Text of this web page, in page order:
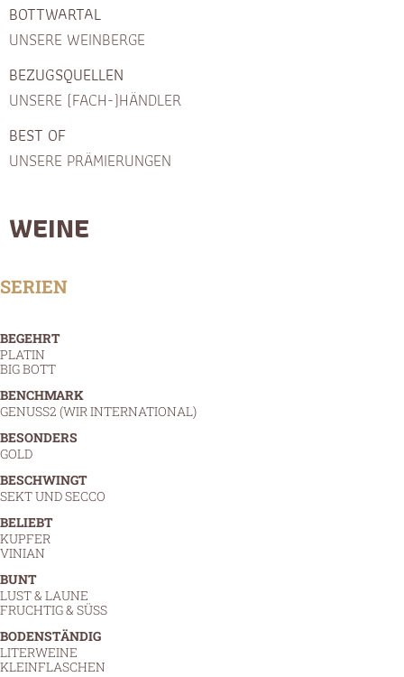
BOTTWARTAL
UNSERE WEINBERGE
BEZUGSQUELLEN
UNSERE (FACH-)HÄNDLER
BEST OF
UNSERE PRÄMIERUNGEN
WEINE
SERIEN
BEGEHRT
PLATIN
BIG BOTT
BENCHMARK
GENUSS2 (WIR INTERNATIONAL)
BESONDERS
GOLD
BESCHWINGT
SEKT UND SECCO
BELIEBT
KUPFER
VINIAN
BUNT
LUST & LAUNE
FRUCHTIG & SÜSS
BODENSTÄNDIG
LITERWEINE
KLEINFLASCHEN